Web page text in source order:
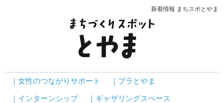
新着情報 まちスポとやま
｜女性のつながりサポート ｜ブラとやま
｜インターンシップ ｜ギャザリングスペース